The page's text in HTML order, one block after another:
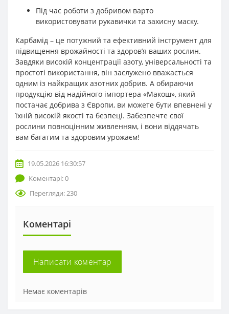
Під час роботи з добривом варто
використовувати рукавички та захисну маску.
Карбамід – це потужний та ефективний інструмент для
підвищення врожайності та здоров’я ваших рослин.
Завдяки високій концентрації азоту, універсальності та
простоті використання, він заслужено вважається
одним із найкращих азотних добрив. А обираючи
продукцію від надійного імпортера «Макош», який
постачає добрива з Європи, ви можете бути впевнені у
їхній високій якості та безпеці. Забезпечте свої
рослини повноцінним живленням, і вони віддячать
вам багатим та здоровим урожаєм!
19.05.2026 16:30:57
Коментарі: 0
Перегляди: 230
Коментарі
Написати коментар
Немає коментарів